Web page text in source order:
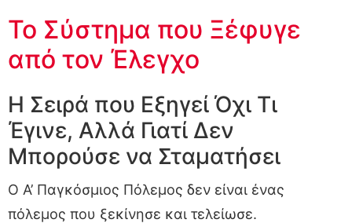
Το Σύστημα που Ξέφυγε
από τον Έλεγχο
Η Σειρά που Εξηγεί Όχι Τι
Έγινε, Αλλά Γιατί Δεν
Μπορούσε να Σταματήσει
Ο Α’ Παγκόσμιος Πόλεμος δεν είναι ένας
πόλεμος που ξεκίνησε και τελείωσε.